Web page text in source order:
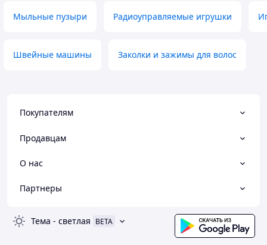
Мыльные пузыри Радиоуправляемые игрушки
Швейные машины Заколки и зажимы для волос
Покупателям
Продавцам
О нас
Партнеры
Тема - светлая BETA